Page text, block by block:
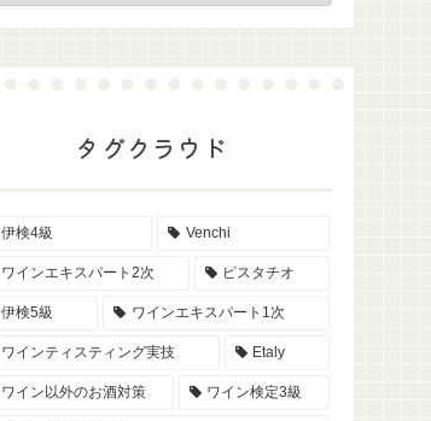
タグクラウド
伊検4級 Venchi
ワインエキスパート2次 ピスタチオ
伊検5級 ワインエキスパート1次
ワインティスティング実技 Etaly
ワイン以外のお酒対策 ワイン検定3級